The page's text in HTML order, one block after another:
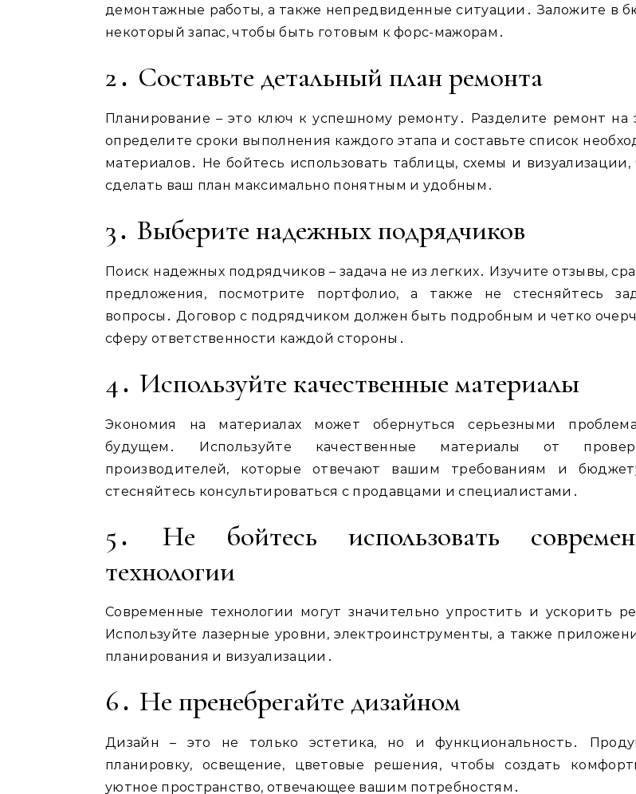
демонтажные работы, а также непредвиденные ситуации․ Заложите в
некоторый запас, чтобы быть готовым к форс-мажорам․
2․ Составьте детальный план ремонта
Планирование – это ключ к успешному ремонту․ Разделите ремонт на
определите сроки выполнения каждого этапа и составьте список
материалов․ Не бойтесь использовать таблицы, схемы и визуализации,
сделать ваш план максимально понятным и удобным․
3․ Выберите надежных подрядчиков
Поиск надежных подрядчиков – задача не из легких․ Изучите отзывы,
предложения, посмотрите портфолио, а также не стесняйтесь
вопросы․ Договор с подрядчиком должен быть подробным и четко
сферу ответственности каждой стороны․
4․ Используйте качественные материалы
Экономия на материалах может обернуться серьезными
будущем․ Используйте качественные материалы от
производителей, которые отвечают вашим требованиям и
стесняйтесь консультироваться с продавцами и специалистами․
5․ Не бойтесь использовать
технологии
Современные технологии могут значительно упростить и ускорить
Используйте лазерные уровни, электроинструменты, а также
планирования и визуализации․
6․ Не пренебрегайте дизайном
Дизайн – это не только эстетика, но и функциональность․
планировку, освещение, цветовые решения, чтобы создать
уютное пространство, отвечающее вашим потребностям․